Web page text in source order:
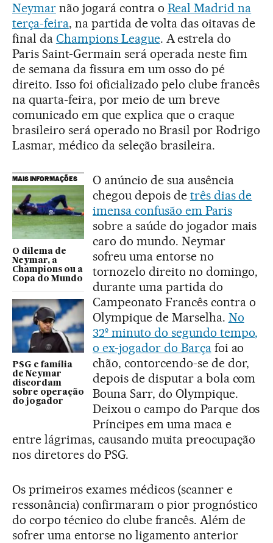
Neymarnão jogará contra o Real Madrid na
terça-feira, na partida de volta das oitavas de
final da Champions League. A estrela do
Paris Saint-Germain será operada neste fim
de semana da fissura em um osso do pé
direito. Isso foi oficializado pelo clube francês
na quarta-feira, por meio de um breve
comunicado em que explica que o craque
brasileiro será operado no Brasil por Rodrigo
Lasmar, médico da seleção brasileira.
MAIS INFORMAÇÕES
O dilema de
Neymar, a
Champions ou a
Copa do Mundo
PSG e família
de Neymar
discordam
sobre operação
do jogador
O anúncio de sua ausência
chegou depois de três dias de
imensa confusão em Paris
sobre a saúde do jogador mais
caro do mundo. Neymar
sofreu uma entorse no
tornozelo direito no domingo,
durante uma partida do
Campeonato Francês contra o
Olympique de Marselha. No
32º minuto do segundo tempo,
o ex-jogador do Barçafoi ao
chão, contorcendo-se de dor,
depois de disputar a bola com
Bouna Sarr, do Olympique.
Deixou o campo do Parque dos
Príncipes em uma maca e
entre lágrimas, causando muita preocupação
nos diretores do PSG.
Os primeiros exames médicos (scanner e
ressonância) confirmaram o pior prognóstico
do corpo técnico do clube francês. Além de
sofrer uma entorse no ligamento anterior